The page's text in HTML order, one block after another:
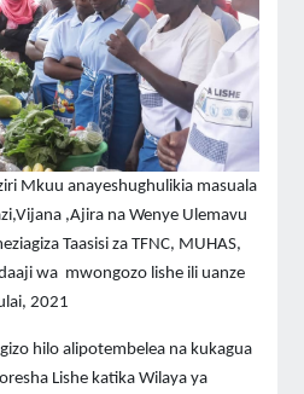
Mkuu anayeshughulikia masuala
,Ajira na Wenye Ulemavu
Taasisi za TFNC, MUHAS,
wa mwongozo lishe ili uanze
2021
hilo alipotembelea na kukagua
Lishe katika Wilaya ya